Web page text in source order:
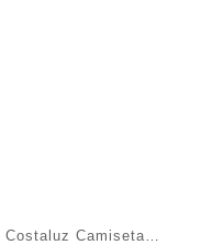
Costaluz Camiseta